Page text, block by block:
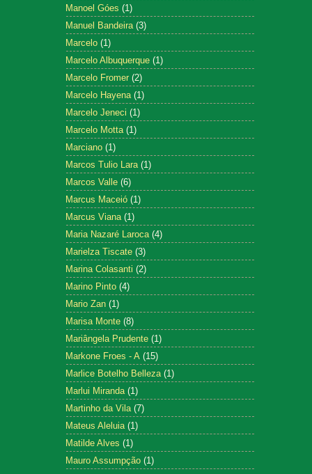
Manoel Góes (1)
Manuel Bandeira (3)
Marcelo (1)
Marcelo Albuquerque (1)
Marcelo Fromer (2)
Marcelo Hayena (1)
Marcelo Jeneci (1)
Marcelo Motta (1)
Marciano (1)
Marcos Tulio Lara (1)
Marcos Valle (6)
Marcus Maceió (1)
Marcus Viana (1)
Maria Nazaré Laroca (4)
Marielza Tiscate (3)
Marina Colasanti (2)
Marino Pinto (4)
Mario Zan (1)
Marisa Monte (8)
Mariângela Prudente (1)
Markone Froes - A (15)
Marlice Botelho Belleza (1)
Marlui Miranda (1)
Martinho da Vila (7)
Mateus Aleluia (1)
Matilde Alves (1)
Mauro Assumpção (1)